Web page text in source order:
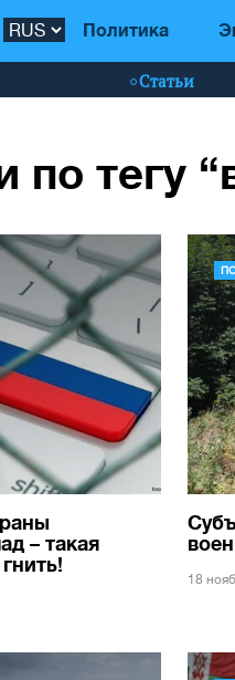
Политика
Статьи
по тегу
– такая
18